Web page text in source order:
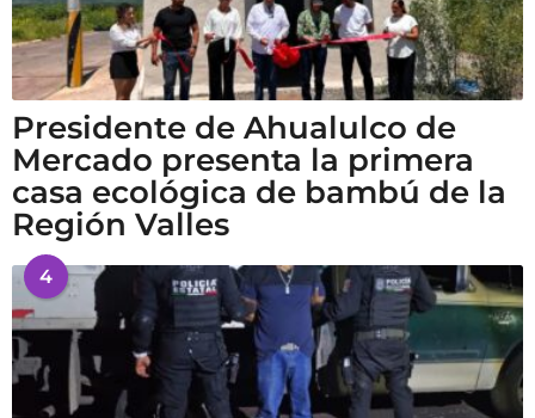
Presidente de Ahualulco de
Mercado presenta la primera
casa ecológica de bambú de la
Región Valles
4